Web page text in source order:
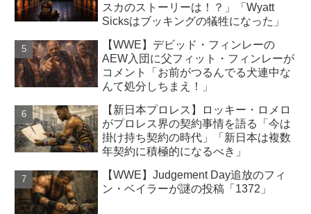
スカのストーリーは！？」「Wyatt
Sicksはブッキングの犠牲になった」
【WWE】デビッド・フィンレーの
AEW入団に父フィット・フィンレーが
コメント「お前がつるんでる犬連中な
んて処分しちまえ！」
【新日本プロレス】ロッキー・ロメロ
がプロレス界の契約事情を語る「今は
掛け持ち契約の時代」「新日本は複数
年契約に積極的になるべき」
【WWE】Judgement Day追放のフィ
ン・ベイラーが謎の投稿「1372」